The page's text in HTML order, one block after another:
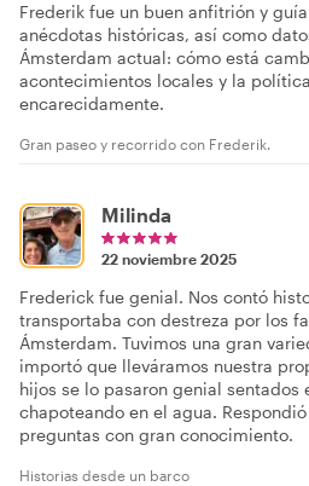
Frederik fue un buen anfitrión y
anécdotas históricas, así como
Ámsterdam actual: cómo está
acontecimientos locales y la
encarecidamente.
Gran paseo y recorrido con Frederik.
Milinda
22 noviembre 2025
Frederick fue genial. Nos contó
transportaba con destreza por los
Ámsterdam. Tuvimos una gran
importó que lleváramos nuestra
hijos se lo pasaron genial sentados
chapoteando en el agua.
preguntas con gran conocimiento.
Historias desde un barco